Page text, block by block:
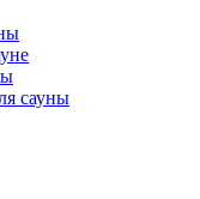
сауны